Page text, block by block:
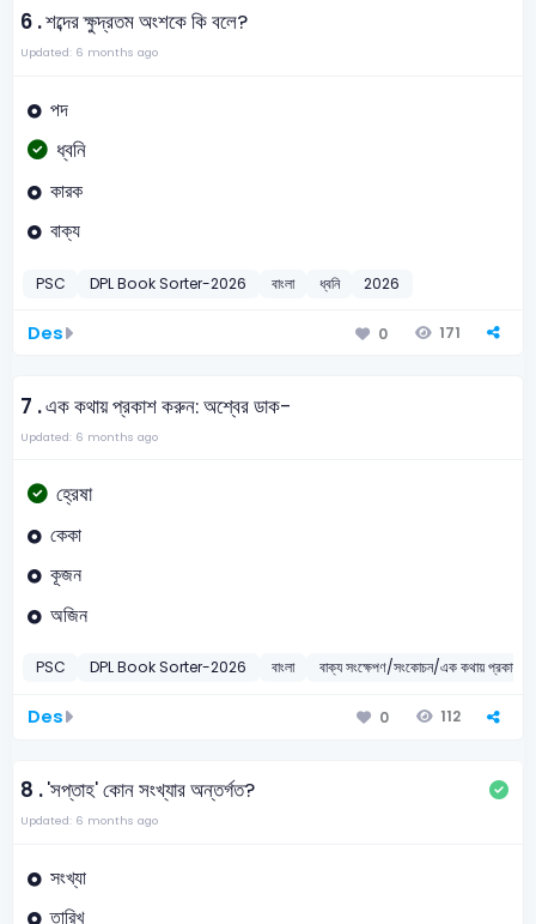
6 .শব্দের ক্ষুদ্রতম অংশকে কি বলে?
Updated: 6 months ago
পদ
ধ্বনি
কারক
বাক্য
PSC DPL Book Sorter-2026 বাংলা ধ্বনি 2026
Des 0 171
7 .এক কথায় প্রকাশ করুন: অশ্বের ডাক-
Updated: 6 months ago
হ্রেষা
কেকা
কূজন
অজিন
PSC DPL Book Sorter-2026 বাংলা বাক্য সংক্ষেপণ/সংকোচন/এক কথায় প্রকাশ
Des 0 112
8 .'সপ্তাহ' কোন সংখ্যার অন্তর্গত?
Updated: 6 months ago
সংখ্যা
তারিখ